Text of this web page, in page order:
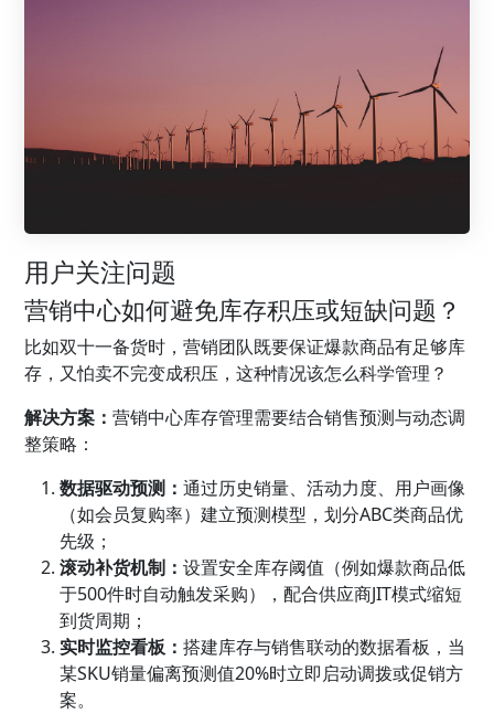
用户关注问题
营销中心如何避免库存积压或短缺问题？
比如双十一备货时，营销团队既要保证爆款商品有足够库
存，又怕卖不完变成积压，这种情况该怎么科学管理？
解决方案：营销中心库存管理需要结合销售预测与动态调
整策略：
数据驱动预测：通过历史销量、活动力度、用户画像
（如会员复购率）建立预测模型，划分ABC类商品优
先级；
滚动补货机制：设置安全库存阈值（例如爆款商品低
于500件时自动触发采购），配合供应商JIT模式缩短
到货周期；
实时监控看板：搭建库存与销售联动的数据看板，当
某SKU销量偏离预测值20%时立即启动调拨或促销方
案。